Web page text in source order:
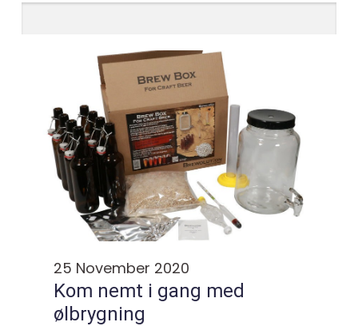
25 November 2020
Kom nemt i gang med
ølbrygning